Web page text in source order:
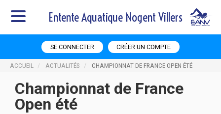
Entente Aquatique Nogent Villers
SE CONNECTER CRÉER UN COMPTE
ACCUEIL ACTUALITÉS CHAMPIONNAT DE FRANCE OPEN ÉTÉ
Championnat de France
Open été